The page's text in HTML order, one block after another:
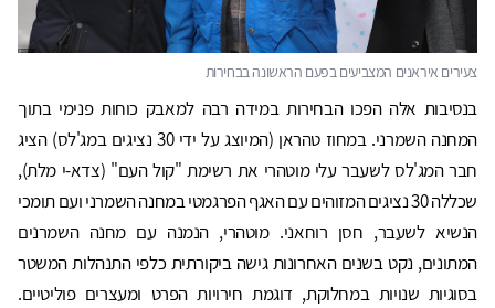
בנסיבות אלה הפכו הבחירות במידה רבה למאבק כוחות פנימי בתוך
המחנה השמרני. במחוז טהראן (המיוצג על ידי 30 נציגים במג'לס) הציג
חבר המג'לס לשעבר עלי מוטהרי את רשימת "קול העם" (צדא-י מלת),
שכללה 30 נציגים המזוהים עם האגף הפרגמטי במחנה השמרני ועם תומכי
הנשיא לשעבר, חסן רוחאני. מוטהרי, הנמנה עם מחנה השמרנים
המתונים, נקט בשנים האחרונות גישה ביקורתית כלפי התנהלות המשטר
בסוגיות שנויות במחלוקת, דוגמת חירויות הפרט ומעצרים פוליטיים.